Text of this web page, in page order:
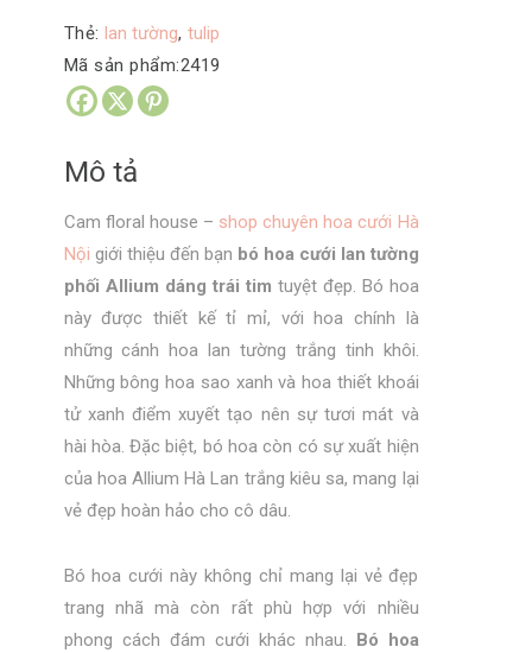
Allium
trái
Thẻ: lan tường, tulip
Mã sản phẩm:2419
Mô tả
Cam floral house – shop chuyên hoa cưới Hà
Nội giới thiệu đến bạn bó hoa cưới lan tường
phối Allium dáng trái tim tuyệt đẹp. Bó hoa
này được thiết kế tỉ mỉ, với hoa chính là
những cánh hoa lan tường trắng tinh khôi.
Những bông hoa sao xanh và hoa thiết khoái
tử xanh điểm xuyết tạo nên sự tươi mát và
hài hòa. Đặc biệt, bó hoa còn có sự xuất hiện
của hoa Allium Hà Lan trắng kiêu sa, mang lại
vẻ đẹp hoàn hảo cho cô dâu.
Bó hoa cưới này không chỉ mang lại vẻ đẹp
trang nhã mà còn rất phù hợp với nhiều
phong cách đám cưới khác nhau. Bó hoa